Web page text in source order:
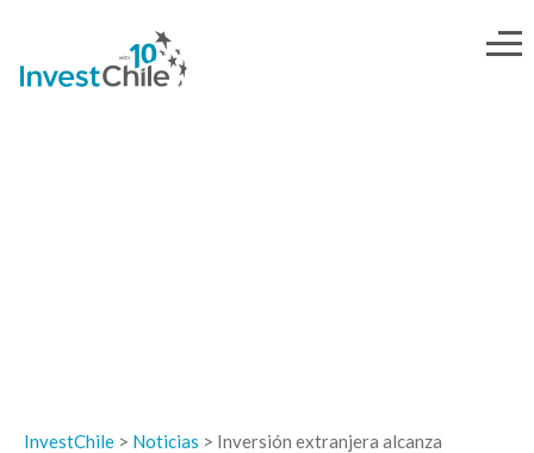
InvestChile > Noticias > Inversión extranjera alcanza